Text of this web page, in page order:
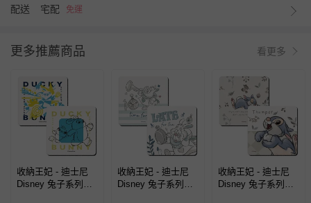
配送 宅配 免運
更多推薦商品 看更多
收納王妃 - 迪士尼
Disney 兔子系列
收納王妃 - 迪士尼
Disney 兔子系列
收納王妃 - 迪士尼
Disney 兔子系列